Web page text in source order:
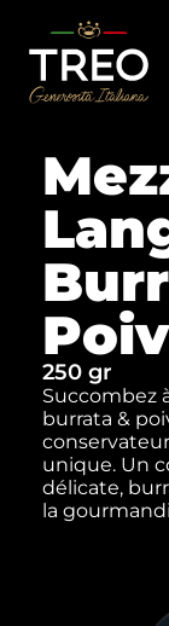
250 gr
Succombez
burrata &
unique. Un
délicate,
la